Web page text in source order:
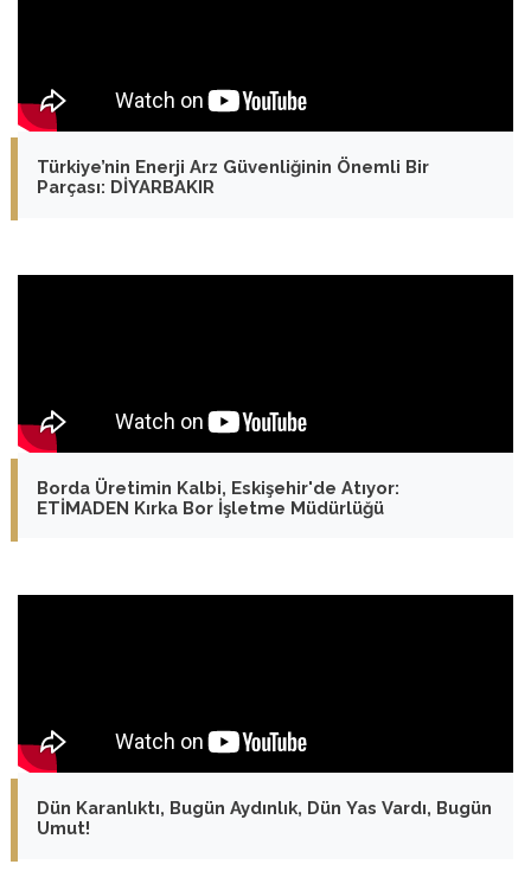
Türkiye’nin Enerji Arz Güvenliğinin Önemli Bir
Parçası: DİYARBAKIR
Borda Üretimin Kalbi, Eskişehir'de Atıyor:
ETİMADEN Kırka Bor İşletme Müdürlüğü
Dün Karanlıktı, Bugün Aydınlık, Dün Yas Vardı, Bugün
Umut!